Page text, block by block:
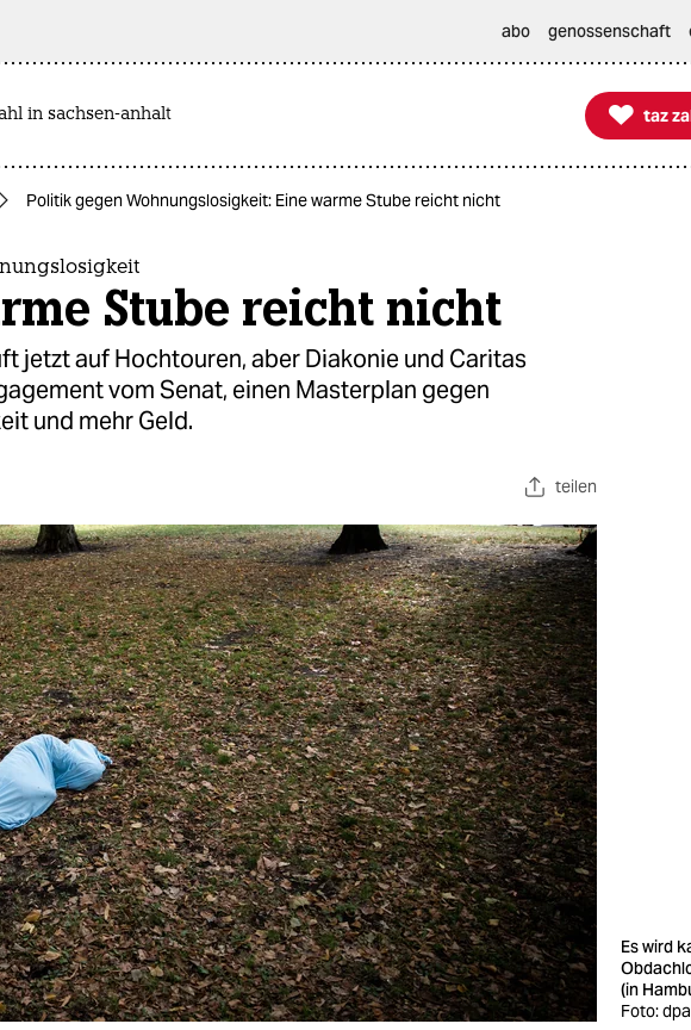
abo genossenschaft
in sachsen-anhalt 
taz zahl
taz
Politik gegen Wohnungslosigkeit: Eine warme Stube reicht nicht
Stube reicht nicht
jetzt auf Hochtouren, aber Diakonie und Caritas
vom Senat, einen Masterplan gegen
und mehr Geld.
teilen
Es wird
(in
Foto: dpa